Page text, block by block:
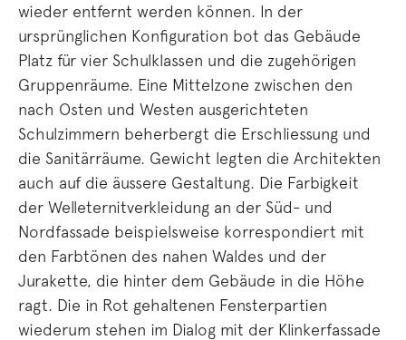
wieder entfernt werden können. In der
ursprünglichen Konfiguration bot das Gebäude
Platz für vier Schulklassen und die zugehörigen
Gruppenräume. Eine Mittelzone zwischen den
nach Osten und Westen ausgerichteten
Schulzimmern beherbergt die Erschliessung und
die Sanitärräume. Gewicht legten die Architekten
auch auf die äussere Gestaltung. Die Farbigkeit
der Welleternitverkleidung an der Süd- und
Nordfassade beispielsweise korrespondiert mit
den Farbtönen des nahen Waldes und der
Jurakette, die hinter dem Gebäude in die Höhe
ragt. Die in Rot gehaltenen Fensterpartien
wiederum stehen im Dialog mit der Klinkerfassade